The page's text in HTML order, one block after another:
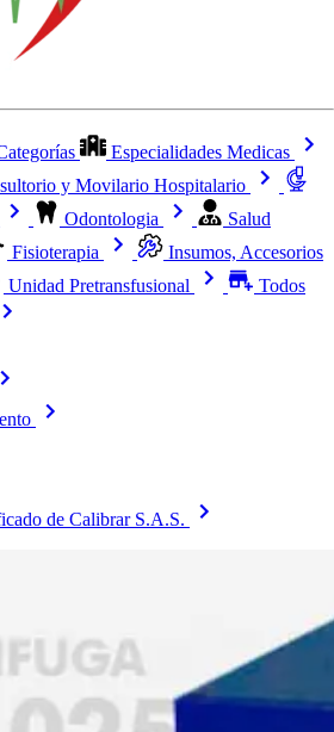
Especialidades Medicas
y Movilario Hospitalario
Odontologia
Salud
Fisioterapia
Insumos, Accesorios
Unidad Pretransfusional
Todos
de Calibrar S.A.S.